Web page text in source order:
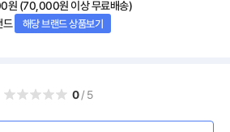
원 (70,000원 이상 무료배송)
드 해당 브랜드 상품보기
0/5